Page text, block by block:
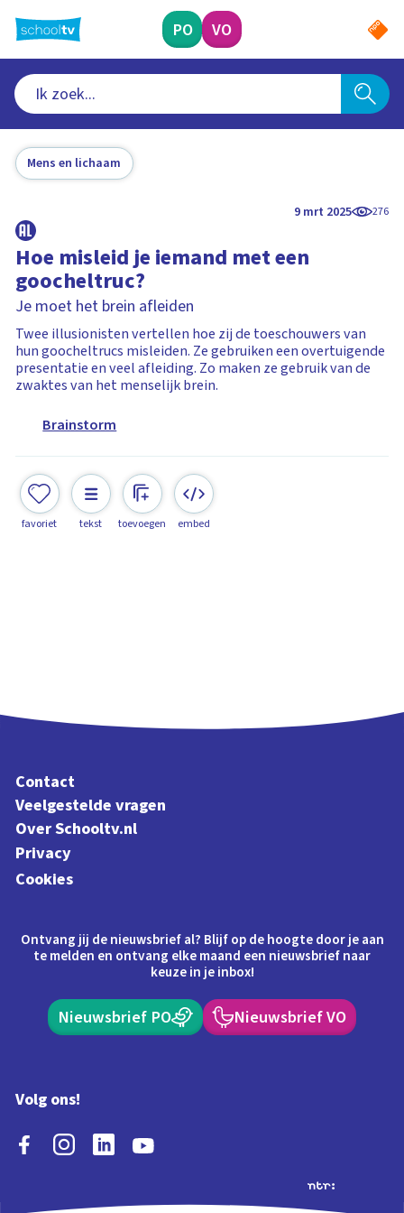
naar
hoofdinhoud
PO VO
Mens en lichaam
9 mrt 2025 276
Hoe misleid je iemand met een
goocheltruc?
Je moet het brein afleiden
Twee illusionisten vertellen hoe zij de toeschouwers van
hun goocheltrucs misleiden. Ze gebruiken een overtuigende
presentatie en veel afleiding. Zo maken ze gebruik van de
zwaktes van het menselijk brein.
Brainstorm
favoriet tekst toevoegen embed
Contact
Veelgestelde vragen
Over Schooltv.nl
Privacy
Cookies
Ontvang jij de nieuwsbrief al? Blijf op de hoogte door je aan
te melden en ontvang elke maand een nieuwsbrief naar
keuze in je inbox!
Nieuwsbrief PO Nieuwsbrief VO
Volg ons!